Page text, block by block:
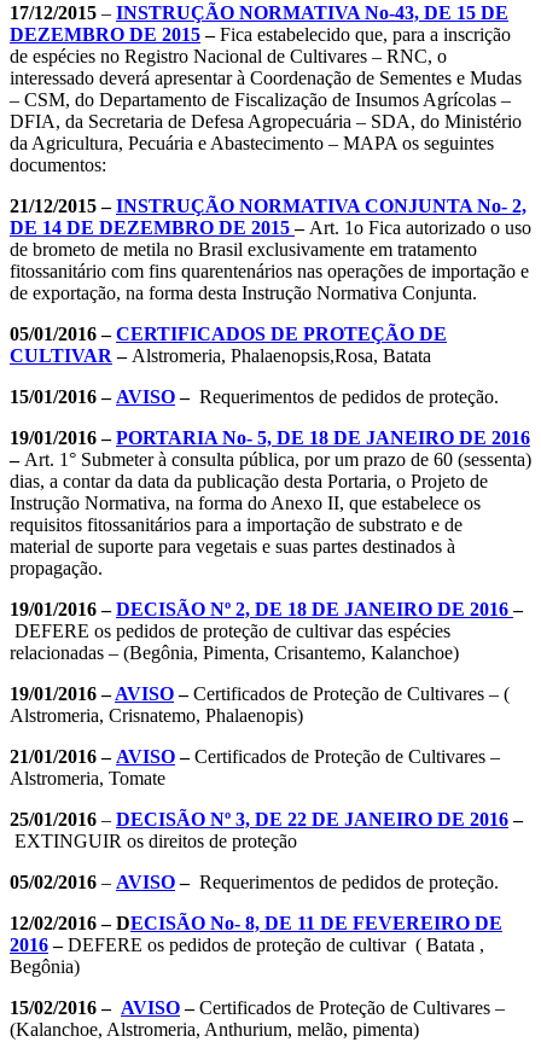
17/12/2015 – INSTRUÇÃO NORMATIVA No-43, DE 15 DE
DEZEMBRO DE 2015–Fica estabelecido que, para a inscrição
de espécies no Registro Nacional de Cultivares – RNC, o
interessado deverá apresentar à Coordenação de Sementes e Mudas
– CSM, do Departamento de Fiscalização de Insumos Agrícolas –
DFIA, da Secretaria de Defesa Agropecuária – SDA, do Ministério
da Agricultura, Pecuária e Abastecimento – MAPA os seguintes
documentos:
21/12/2015 –INSTRUÇÃO NORMATIVA CONJUNTA No- 2,
DE 14 DE DEZEMBRO DE 2015– Art. 1o Fica autorizado o uso
de brometo de metila no Brasil exclusivamente em tratamento
fitossanitário com fins quarentenários nas operações de importação e
de exportação, na forma desta Instrução Normativa Conjunta.
05/01/2016 – CERTIFICADOS DE PROTEÇÃO DE
CULTIVAR – Alstromeria, Phalaenopsis,Rosa, Batata
15/01/2016 – AVISO– Requerimentos de pedidos de proteção.
19/01/2016 –PORTARIA No- 5, DE 18 DE JANEIRO DE 2016
– Art. 1° Submeter à consulta pública, por um prazo de 60 (sessenta)
dias, a contar da data da publicação desta Portaria, o Projeto de
Instrução Normativa, na forma do Anexo II, que estabelece os
requisitos fitossanitários para a importação de substrato e de
material de suporte para vegetais e suas partes destinados à
propagação.
19/01/2016 –DECISÃO Nº 2, DE 18 DE JANEIRO DE 2016–
DEFERE os pedidos de proteção de cultivar das espécies
relacionadas – (Begônia, Pimenta, Crisantemo, Kalanchoe)
19/01/2016 –AVISO–Certificados de Proteção de Cultivares – (
Alstromeria, Crisnatemo, Phalaenopis)
21/01/2016 – AVISO–Certificados de Proteção de Cultivares –
Alstromeria, Tomate
25/01/2016 – DECISÃO Nº 3, DE 22 DE JANEIRO DE 2016–
EXTINGUIR os direitos de proteção
05/02/2016 – AVISO– Requerimentos de pedidos de proteção.
12/02/2016 – DECISÃO No- 8, DE 11 DE FEVEREIRO DE
2016–DEFERE os pedidos de proteção de cultivar ( Batata ,
Begônia)
15/02/2016 – AVISO–Certificados de Proteção de Cultivares –
(Kalanchoe, Alstromeria, Anthurium, melão, pimenta)